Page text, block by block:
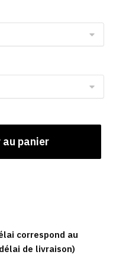
panier
correspond au
de livraison)